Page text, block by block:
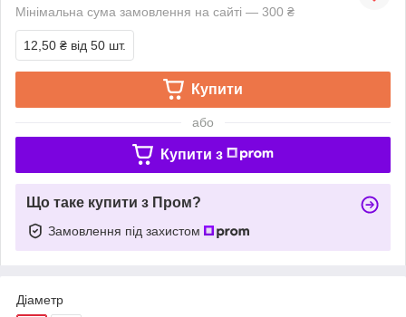
Мінімальна сума замовлення на сайті — 300 ₴
12,50 ₴ від 50 шт.
Купити
або
Купити з
Що таке купити з Пром?
Замовлення під захистом
Діаметр